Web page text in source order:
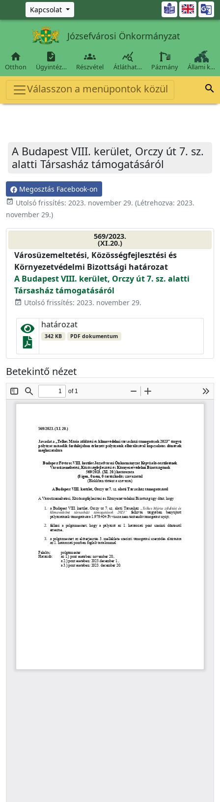
Ugrás a fő tartalomra
Kapcsolat 
Józsefvárosi Önkormányzat

Otthon

Ügyintéz…

Részvétel

Átláthat… Pázmány Állami k…
Válasszon a menüpontok közül 
A Budapest VIII. kerület, Orczy út 7. sz.
alatti Társasház támogatásáról
Megosztás Facebook-on
event_available Utolsó frissítés: 2023. november 29. (Létrehozva: 2023.
november 29.)
569/2023.
(XI.20.)
Városüzemeltetési, Közösségfejlesztési és
Környezetvédelmi Bizottsági határozat
A Budapest VIII. kerület, Orczy út 7. sz. alatti
Társasház támogatásáról
event_available Utolsó frissítés: 2023. november 29.
határozat
342 KB PDF dokumentum
Betekintő nézet